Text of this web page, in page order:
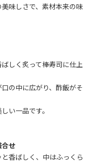
味しさで、素材本来の味
しく炙って棒寿司に仕上
の中に広がり、酢飯がそ
い一品です。
合せ
香ばしく、中はふっくら